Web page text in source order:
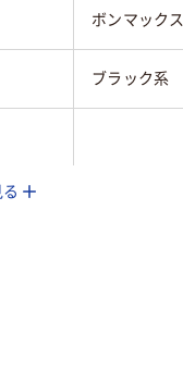
ボンマックス
ブラック系